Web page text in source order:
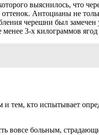
выяснилось, что
Антоцианы не
черешни был
3-х килограммов ягод
тем, кто испытывает
вовсе больным,